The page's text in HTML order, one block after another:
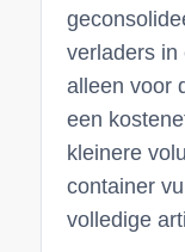
verladers in
alleen voor
een
kleinere
container
volledige